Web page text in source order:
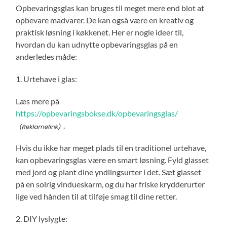
Opbevaringsglas kan bruges til meget mere end blot at
opbevare madvarer. De kan også være en kreativ og
praktisk løsning i køkkenet. Her er nogle ideer til,
hvordan du kan udnytte opbevaringsglas på en
anderledes måde:
1. Urtehave i glas:
Læs mere på
https://opbevaringsbokse.dk/opbevaringsglas/
Hvis du ikke har meget plads til en traditionel urtehave,
kan opbevaringsglas være en smart løsning. Fyld glasset
med jord og plant dine yndlingsurter i det. Sæt glasset
på en solrig vindueskarm, og du har friske krydderurter
lige ved hånden til at tilføje smag til dine retter.
2. DIY lyslygte: